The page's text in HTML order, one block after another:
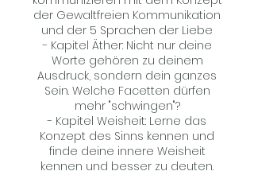
der Gewaltfreien Kommunikation
und der 5 Sprachen der Liebe
- Kapitel Äther: Nicht nur deine
Worte gehören zu deinem
Ausdruck, sondern dein ganzes
Sein. Welche Facetten dürfen
mehr "schwingen"?
- Kapitel Weisheit: Lerne das
Konzept des Sinns kennen und
finde deine innere Weisheit
kennen und besser zu deuten.